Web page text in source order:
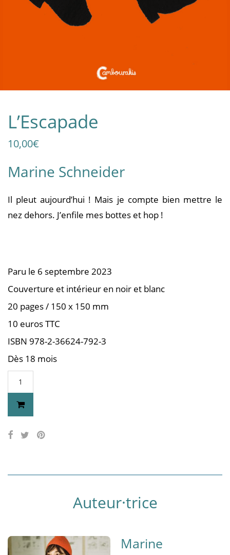
L’Escapade
10,00€
Marine Schneider
Il pleut aujourd’hui ! Mais je compte bien mettre le
nez dehors. J’enfile mes bottes et hop !
Paru le 6 septembre 2023
Couverture et intérieur en noir et blanc
20 pages / 150 x 150 mm
10 euros TTC
ISBN 978-2-36624-792-3
Dès 18 mois
Auteur·trice
Marine